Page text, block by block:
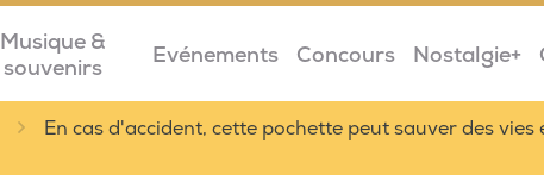
Musique &
souvenirs
Evénements Concours Nostalgie+
En cas d'accident, cette pochette peut sauver des